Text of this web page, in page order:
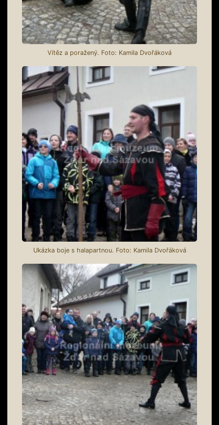
Vítěz a poražený. Foto: Kamila Dvořáková
Ukázka boje s halapartnou. Foto: Kamila Dvořáková